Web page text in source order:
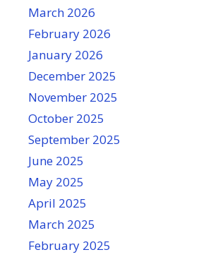
March 2026
February 2026
January 2026
December 2025
November 2025
October 2025
September 2025
June 2025
May 2025
April 2025
March 2025
February 2025